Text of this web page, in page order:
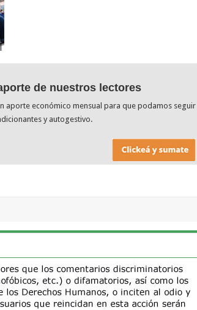
de nuestros lectores
aporte económico mensual para que podamos seguir
y autogestivo.